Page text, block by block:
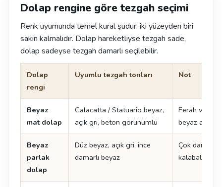
Dolap rengine göre tezgah seçimi
Renk uyumunda temel kural şudur: iki yüzeyden biri
sakin kalmalıdır. Dolap hareketliyse tezgah sade,
dolap sadeyse tezgah damarlı seçilebilir.
Dolap
rengi
Uyumlu tezgah tonları Not
Beyaz
mat dolap
Calacatta / Statuario beyaz,
açık gri, beton görünümlü
Ferah ve
beyaz adada
Beyaz
parlak
dolap
Düz beyaz, açık gri, ince
damarlı beyaz
Çok damarlı
kalabalık